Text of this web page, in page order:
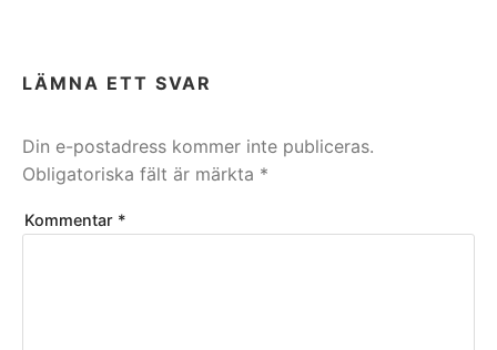
LÄMNA ETT SVAR
Din e-postadress kommer inte publiceras.
Obligatoriska fält är märkta *
Kommentar *